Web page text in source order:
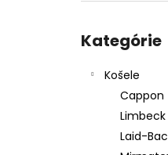
kategórie
Kategórie
Košele
Cappon
Limbeck
Laid-
KOŠEĽA